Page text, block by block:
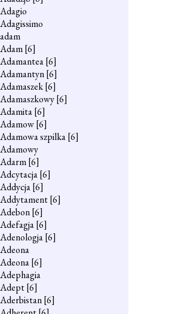
Adagio
Adagissimo
adam
Adam[6]
Adamantea[6]
Adamantyn[6]
Adamaszek[6]
Adamaszkowy[6]
Adamita[6]
Adamow[6]
Adamowa szpilka[6]
Adamowy
Adarm[6]
Adcytacja[6]
Addycja[6]
Addytament[6]
Adebon[6]
Adefagja[6]
Adenologja[6]
Adeona
Adeona[6]
Adephagia
Adept[6]
Aderbistan[6]